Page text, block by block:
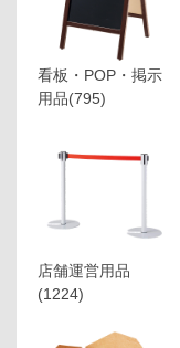
看板・POP・掲示
用品(795)
店舗運営用品
(1224)